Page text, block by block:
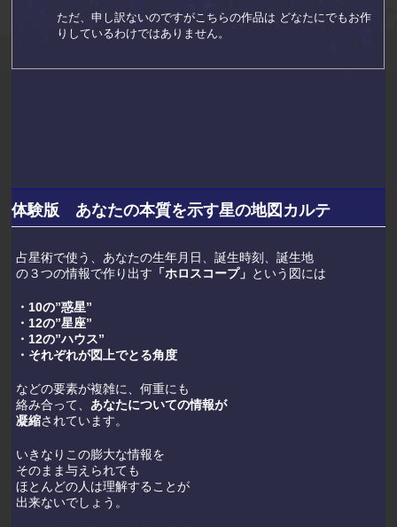
ただ、申し訳ないのですがこちらの作品は どなたにでもお作
りしているわけではありません。
体験版 あなたの本質を示す星の地図カルテ
占星術で使う、あなたの生年月日、誕生時刻、誕生地
の３つの情報で作り出す 「ホロスコープ」 という図には
・10の”惑星”
・12の”星座”
・12の”ハウス”
・それぞれが図上でとる角度
などの要素が複雑に、何重にも
絡み合って、 あなたについての情報が
凝縮されています。
いきなりこの膨大な情報を
そのまま与えられても
ほとんどの人は理解することが
出来ないでしょう。